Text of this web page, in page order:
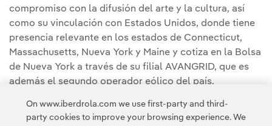
compromiso con la difusión del arte y la cultura, así
como su vinculación con Estados Unidos, donde tiene
presencia relevante en los estados de Connecticut,
Massachusetts, Nueva York y Maine y cotiza en la Bolsa
de Nueva York a través de su filial AVANGRID, que es
además el segundo operador eólico del país.
On www.iberdrola.com we use first-party and third-
party cookies to improve your browsing experience. We